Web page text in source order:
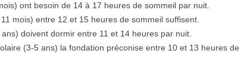
ont besoin de 14 à 17 heures de sommeil par nuit.
mois) entre 12 et 15 heures de sommeil suffisent.
doivent dormir entre 11 et 14 heures par nuit.
(3-5 ans) la fondation préconise entre 10 et 13 heures de